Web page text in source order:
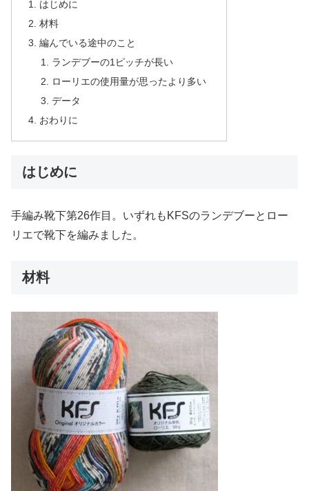
はじめに
材料
編んでいる途中のこと
ランデブーの1ピッチが長い
ローリエの使用量が思ったより多い
データ
おわりに
はじめに
手編み靴下第26作目。いずれもKFSのランデブーとロー
リエで靴下を編みました。
材料